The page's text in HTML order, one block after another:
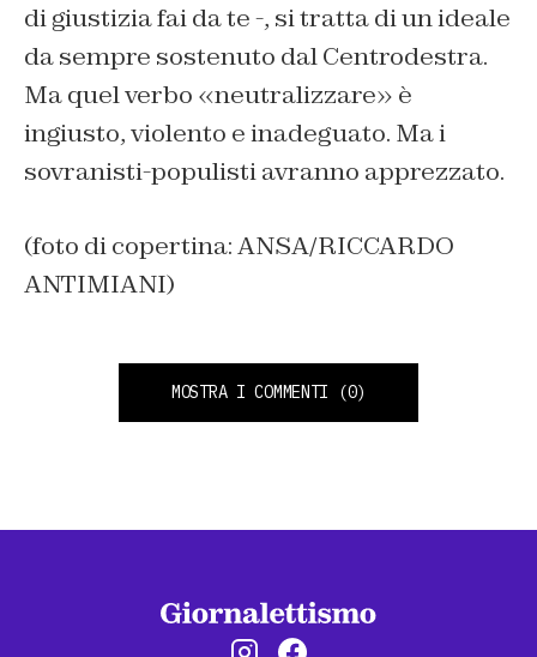
di giustizia fai da te -, si tratta di un ideale
da sempre sostenuto dal Centrodestra.
Ma quel verbo «neutralizzare» è
ingiusto, violento e inadeguato. Ma i
sovranisti-populisti avranno apprezzato.
(foto di copertina: ANSA/RICCARDO
ANTIMIANI)
MOSTRA I COMMENTI (0)